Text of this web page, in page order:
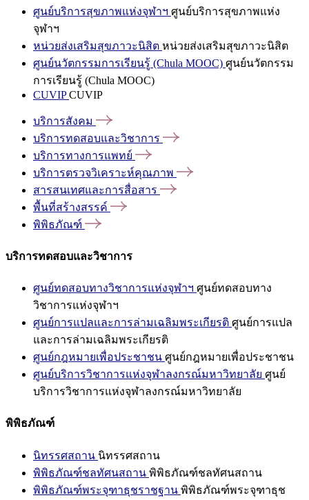
ศูนย์บริการสุขภาพแห่งจุฬาฯ ศูนย์บริการสุขภาพแห่ง
จุฬาฯ
หน่วยส่งเสริมสุขภาวะนิสิต หน่วยส่งเสริมสุขภาวะนิสิต
ศูนย์นวัตกรรมการเรียนรู้ (Chula MOOC) ศูนย์นวัตกรรม
การเรียนรู้ (Chula MOOC)
CUVIPCUVIP
บริการสังคม
บริการทดสอบและวิชาการ
บริการทางการแพทย์
บริการตรวจวิเคราะห์คุณภาพ
สารสนเทศและการสื่อสาร
พื้นที่สร้างสรรค์
พิพิธภัณฑ์
บริการทดสอบและวิชาการ
ศูนย์ทดสอบทางวิชาการแห่งจุฬาฯ ศูนย์ทดสอบทาง
วิชาการแห่งจุฬาฯ
ศูนย์การแปลและการล่ามเฉลิมพระเกียรติ ศูนย์การแปล
และการล่ามเฉลิมพระเกียรติ
ศูนย์กฎหมายเพื่อประชาชน ศูนย์กฎหมายเพื่อประชาชน
ศูนย์บริการวิชาการแห่งจุฬาลงกรณ์มหาวิทยาลัย ศูนย์
บริการวิชาการแห่งจุฬาลงกรณ์มหาวิทยาลัย
พิพิธภัณฑ์
นิทรรศสถาน นิทรรศสถาน
พิพิธภัณฑ์ชลทัศนสถาน พิพิธภัณฑ์ชลทัศนสถาน
พิพิธภัณฑ์พระจุฑาธุชราชฐาน พิพิธภัณฑ์พระจุฑาธุช